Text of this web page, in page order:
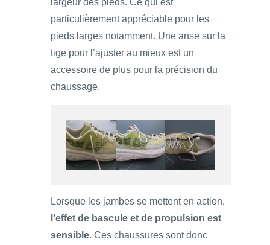
largeur des pieds. Ce qui est
particulièrement appréciable pour les
pieds larges notamment. Une anse sur la
tige pour l’ajuster au mieux est un
accessoire de plus pour la précision du
chaussage.
Lorsque les jambes se mettent en action,
l’effet de bascule et de propulsion est
sensible. Ces chaussures sont donc